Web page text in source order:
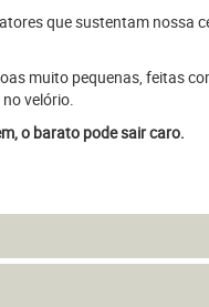
que sustentam nossa
muito pequenas, feitas
velório.
o barato pode sair caro.